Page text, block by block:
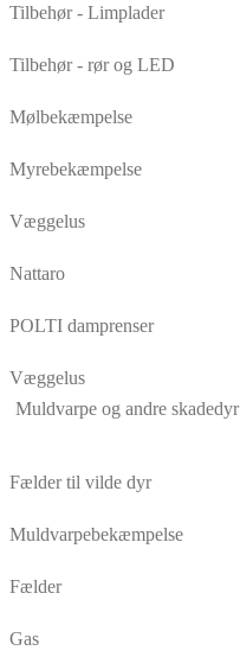
Tilbehør - Limplader
Tilbehør - rør og LED
Mølbekæmpelse
Myrebekæmpelse
Væggelus
Nattaro
POLTI damprenser
Væggelus
Muldvarpe og andre skadedyr
Fælder til vilde dyr
Muldvarpebekæmpelse
Fælder
Gas